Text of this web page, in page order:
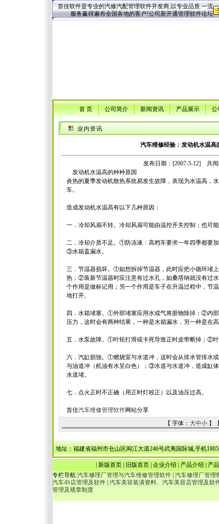
首佳软件是专业的汽修汽配管理软件开发商,以专业品质.一流
服务赢得遍布全国各地的客户!公司新开通管理软件论坛
首 页 公司简介 新闻资讯 产品展示 公
业内资讯
汽车维修经验：发动机水温高
发布日期：[2007-5-12] 共阅
发动机水温高的种种原因
炎热的夏季发动机散热系统易发生故障，表现为水温高，
车。
造成发动机水温高有以下几种原因：
一．冷却风扇不转。冷却风扇可能由温控开关控制；也
二．冷却介质不足。①防冻液：高档车要求一年四季都要
③水箱盖漏水。
三．节温器损坏。①如想拆掉节温器，此时应把小循环堵
热；②装新节温器时应注意有过水孔，如桑塔纳就没有过
个作用是做标记用；另一个作用是车子在升温过程中，节
地打开。
四．水箱堵塞。①外部堵塞应用水或气将脏物除掉；②内
压力，这时会有两种结果，一种是水箱漏水，另一种是
五．水泵故障。①叶轮打滑或卡死导致正时皮带断掉；
六．汽缸损蚀。①燃烧室与水道冲，这时会从排水管排水
与油道冲（机油有水呈白色）；③水道与水道冲，造成缸
水道堵。
七．点火正时不正确（用正时灯校正）以及油压过高。
首佳汽车维修管理软件网站分享
【 字体： 大中小】
地址：福建省福州市仓山区闽江大道246号武夷国际城,手机
新版首页| 旧版首页| 企业介绍 产品介绍
产
专栏导航:汽车修理厂管理与汽车维修管理软件 汽车修理厂管理
汽车4S店管理及软件 汽车美容装潢资料、汽车美容店管理及软
管理及规章制度